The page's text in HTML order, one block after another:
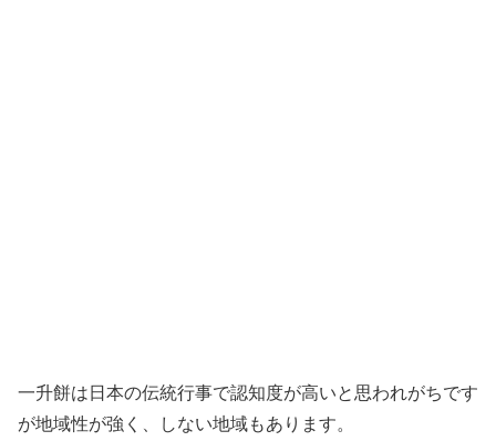
一升餅は日本の伝統行事で認知度が高いと思われがちです
が地域性が強く、しない地域もあります。